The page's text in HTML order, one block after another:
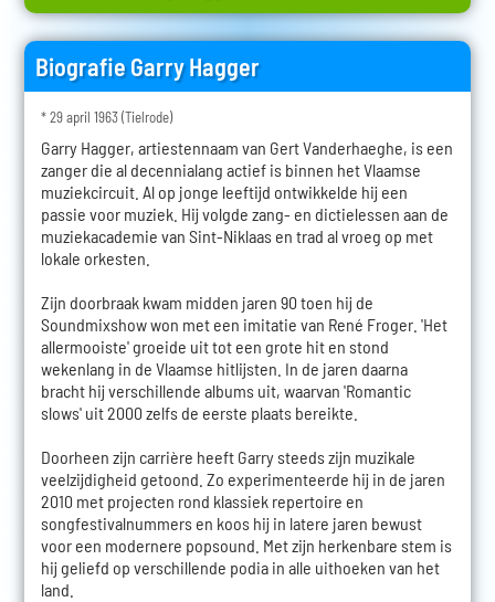
Biografie Garry Hagger
* 29 april 1963 (Tielrode)
Garry Hagger, artiestennaam van Gert Vanderhaeghe, is een
zanger die al decennialang actief is binnen het Vlaamse
muziekcircuit. Al op jonge leeftijd ontwikkelde hij een
passie voor muziek. Hij volgde zang- en dictielessen aan de
muziekacademie van Sint-Niklaas en trad al vroeg op met
lokale orkesten.
Zijn doorbraak kwam midden jaren 90 toen hij de
Soundmixshow won met een imitatie van René Froger. 'Het
allermooiste' groeide uit tot een grote hit en stond
wekenlang in de Vlaamse hitlijsten. In de jaren daarna
bracht hij verschillende albums uit, waarvan 'Romantic
slows' uit 2000 zelfs de eerste plaats bereikte.
Doorheen zijn carrière heeft Garry steeds zijn muzikale
veelzijdigheid getoond. Zo experimenteerde hij in de jaren
2010 met projecten rond klassiek repertoire en
songfestivalnummers en koos hij in latere jaren bewust
voor een modernere popsound. Met zijn herkenbare stem is
hij geliefd op verschillende podia in alle uithoeken van het
land.